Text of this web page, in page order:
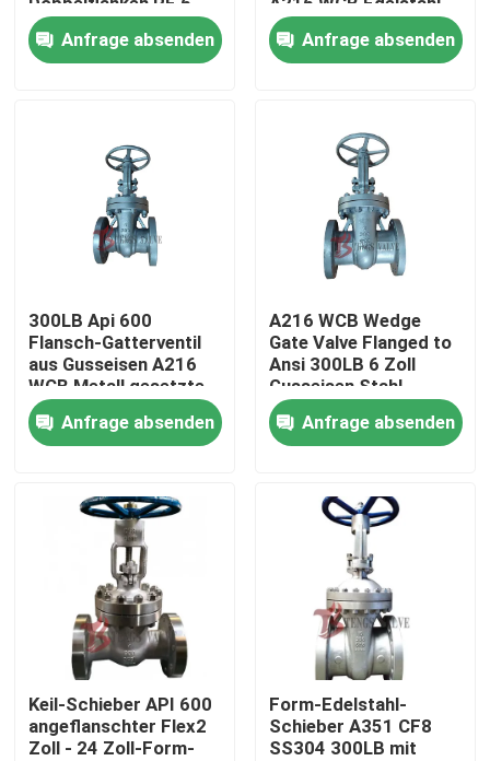
Produkte
Über uns
Fabrik-Ausflug
Qualitätskontrolle
Nachrichten
Fordern Sie ein Zitat
Stahlguss Absperrschieber
Rückschlagklappe
Zoll Für Öl- und
Gasindustrie
Anfrage absenden
Trim Pn50 Manuelle
VentileAnfrage absenden
300LB Api 600
Flansch-Gatterventil
aus Gusseisen A216
WCB Metall gesetzte
Industrieventile DN100
Anfrage absenden
A216 WCB Wedge
Gate Valve Flanged to
Ansi 300LB 6 Zoll
Gusseisen Stahl
Steigende Stamm
Metallventile
Anfrage absenden
Keil-Schieber API 600
angeflanschter Flex2
Zoll - 24 Zoll-Form-
Form-Edelstahl-
Schieber A351 CF8
SS304 300LB mit